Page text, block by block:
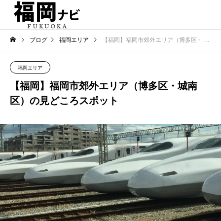
ブログ 福岡エリア 【福岡】福岡市郊外エリア（博多区・城南区）の見どころスポット
福岡エリア
【福岡】福岡市郊外エリア（博多区・城南
区）の見どころスポット